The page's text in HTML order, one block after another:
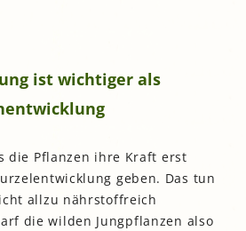
ist wichtiger als
die Pflanzen ihre Kraft erst
geben. Das tun
allzu nährstoffreich
die wilden Jungpflanzen also